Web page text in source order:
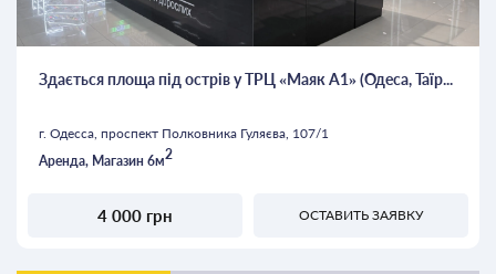
Здається площа під острів у ТРЦ «Маяк А1» (Одеса, Таїр...
г. Одесса, проспект Полковника Гуляєва, 107/1
Аренда, Магазин 6м2
4 000 грн ОСТАВИТЬ ЗАЯВКУ